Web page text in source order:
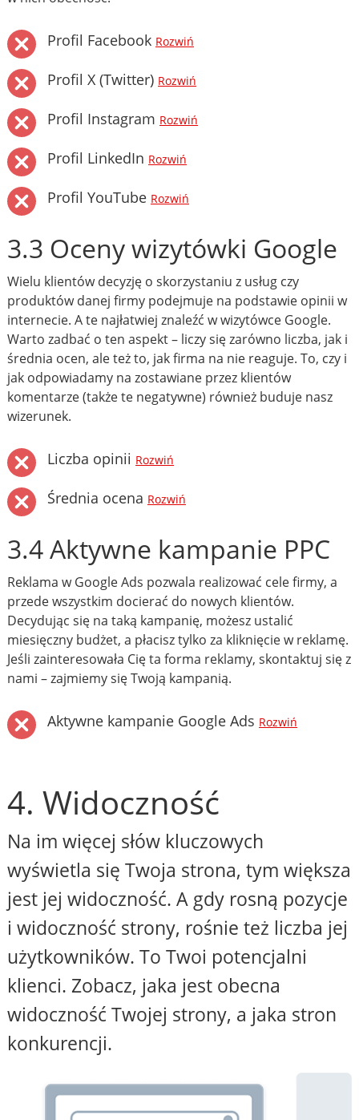
Profil Facebook Rozwiń
Profil X (Twitter) Rozwiń
Profil Instagram Rozwiń
Profil LinkedIn Rozwiń
Profil YouTube Rozwiń
3.3 Oceny wizytówki Google
Wielu klientów decyzję o skorzystaniu z usług czy
produktów danej firmy podejmuje na podstawie opinii w
internecie. A te najłatwiej znaleźć w wizytówce Google.
Warto zadbać o ten aspekt – liczy się zarówno liczba, jak i
średnia ocen, ale też to, jak firma na nie reaguje. To, czy i
jak odpowiadamy na zostawiane przez klientów
komentarze (także te negatywne) również buduje nasz
wizerunek.
Liczba opinii Rozwiń
Średnia ocena Rozwiń
3.4 Aktywne kampanie PPC
Reklama w Google Ads pozwala realizować cele firmy, a
przede wszystkim docierać do nowych klientów.
Decydując się na taką kampanię, możesz ustalić
miesięczny budżet, a płacisz tylko za kliknięcie w reklamę.
Jeśli zainteresowała Cię ta forma reklamy, skontaktuj się z
nami – zajmiemy się Twoją kampanią.
Aktywne kampanie Google Ads Rozwiń
4. Widoczność
Na im więcej słów kluczowych
wyświetla się Twoja strona, tym większa
jest jej widoczność. A gdy rosną pozycje
i widoczność strony, rośnie też liczba jej
użytkowników. To Twoi potencjalni
klienci. Zobacz, jaka jest obecna
widoczność Twojej strony, a jaka stron
konkurencji.